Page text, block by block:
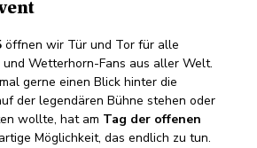
öffnen wir Tür und Tor für alle
Wetterhorn-Fans aus aller Welt.
gerne einen Blick hinter die
der legendären Bühne stehen oder
wollte, hat am Tag der offenen
Möglichkeit, das endlich zu tun.